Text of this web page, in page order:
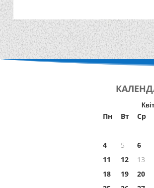
Пн Вт Ср
4
5 6
11
12 13
18
19 20